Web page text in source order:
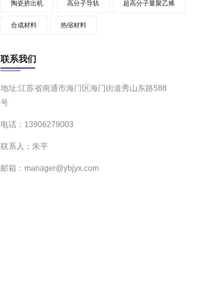
陶瓷挤出机 高分子导轨 超高分子量聚乙烯
合成材料 热缩材料
联系我们
地址:江苏省南通市海门区海门街道秀山东路588
号
电话：13906279003
联系人：朱平
邮箱：manager@ybjyx.com